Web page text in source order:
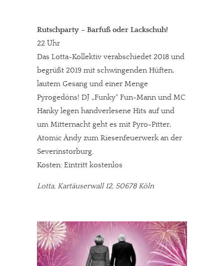
Rutschparty – Barfuß oder Lackschuh!
22 Uhr
Das Lotta-Kollektiv verabschiedet 2018 und
begrüßt 2019 mit schwingenden Hüften,
lautem Gesang und einer Menge
Pyrogedöns! DJ „Funky“ Fun-Mann und MC
Hanky legen handverlesene Hits auf und
um Mitternacht geht es mit Pyro-Pitter,
Atomic Ändy zum Riesenfeuerwerk an der
Severinstorburg.
Kosten: Eintritt kostenlos
Lotta, Kartäuserwall 12, 50678 Köln